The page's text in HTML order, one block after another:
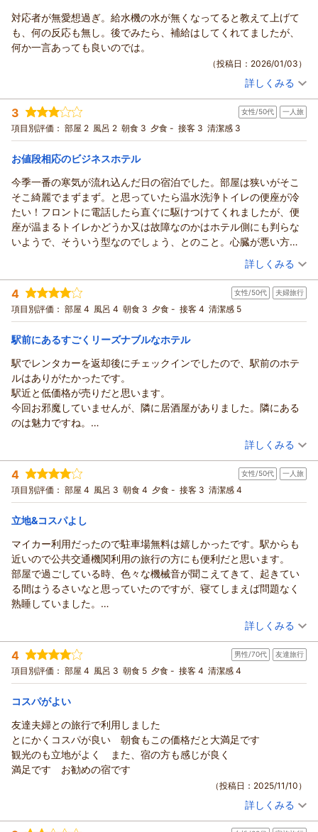
この度は駅前ビジネスホテルつわののご利用まことにありがと
うございました。
また季節を変えられていらっしゃって下さい。心よりお待ちし
ております。
対応者が無愛想過ぎ。給水機の水が無くなってると教えて上げて
も、何の反応も無し。後でみたら、補給はしてくれてましたが、
何か一言あっても良いのでは。
（投稿日：2026/01/03）
投稿者： ちゃこさん(男性/50代)
宿泊プラン： 【運★活】素泊まりプラン 食事なし
宿泊価格帯： 4,001～5,000円(大人一人あたり/税込)
駅前ビジネスホテルつわのからの返信
この度は駅前ビジネスホテルつわののご利用誠にありがとうご
ざいます。
またいらっしゃってください。
（返信日：2026/01/09）
詳しくみる
3 女性/50代 一人旅
項目別評価： 部屋 2 風呂 2 朝食 3 夕食 - 接客 3 清潔感 3
お値段相応のビジネスホテル
今季一番の寒気が流れ込んだ日の宿泊でした。部屋は狭いがそこ
そこ綺麗でまずまず。と思っていたら温水洗浄トイレの便座が冷
たい！フロントに電話したら直ぐに駆けつけてくれましたが、便
座が温まるトイレかどうか又は故障なのかはホテル側にも判らな
いようで、そういう型なのでしょう、とのこと。心臓が悪い方、
ご高齢の方、晩秋から冬にご宿泊の方は是非心して。100均で売
良かった点は朝食のコーヒーは美味しく牛乳もおかわり出来て有
難かったです。そして駅近で立地便利。この2点に尽きます。
（投稿日：2025/12/14）
宿泊時期： 2025年11月宿泊 (一人旅)
投稿者： ネジ花さん
宿泊プラン： 津和野の観光に便利！朝食プラン セミダブル
宿泊価格帯： 5,001～6,000円(大人一人あたり/税込)
この度は駅前ビジネスホテルつわののご利用まことにありがと
うございました。
又お待ちしてます。色んなお話させていただくと幸いです。
（返信日：2025/12/18）
詳しくみる
4 女性/50代 夫婦旅行
項目別評価： 部屋 4 風呂 4 朝食 3 夕食 - 接客 4 清潔感 5
駅前にあるすごくリーズナブルなホテル
駅でレンタカーを返却後にチェックインでしたので、駅前のホテ
ルはありがたかったです。
駅近と低価格が売りだと思います。
今回お邪魔していませんが、隣に居酒屋がありました。隣にある
のは魅力ですね。
シャワーを浴びて眠る、軽めの朝食、これで充分でしたので満足
じゃらんクーポンも利用できたのでお得でした。
（投稿日：2025/11/23）
宿泊時期： 2025年11月宿泊 (夫婦旅行)
投稿者： くりんさん
宿泊プラン： 津和野の観光に便利！朝食プラン ツイン
宿泊価格帯： 4,001～5,000円(大人一人あたり/税込)
この度は駅前ビジネスホテルつわのをご利用いただきありがと
うございます。
またいらっしゃってくださいね 心よりお待ちしております。
（返信日：2025/11/28）
詳しくみる
4 女性/50代 一人旅
項目別評価： 部屋 4 風呂 3 朝食 4 夕食 - 接客 3 清潔感 4
立地&コスパよし
マイカー利用だったので駐車場無料は嬉しかったです。駅からも
近いので公共交通機関利用の旅行の方にも便利だと思います。
部屋で過ごしている時、色々な機械音が聞こえてきて、起きてい
る間はうるさいなと思っていたのですが、寝てしまえば問題なく
熟睡していました。
朝食も付けることができ、必要最低限の設備とアメニティでお安
く宿泊でき、コスパよくて、機会があればまた利用したいです。
町中が全体的に早めに店じまいして暗くなるのが早い印象です。
夕食を外食でと考えている方は事前によく調べておいたほうがい
いと思います。
なると言われ、待ちきれなかったので、スーパーで弁当とお惣菜
(半額セール)を買って済ませてしまいました。
（投稿日：2025/11/16）
宿泊時期： 2025年11月宿泊 (一人旅)
投稿者： まささん (女性/50代)
宿泊プラン： 津和野の観光に便利！朝食プラン セミダブル
宿泊価格帯： 5,001～6,000円(大人一人あたり/税込)
この度は駅前ビジネスホテルつわのをご利用いただきありがと
うございます。
またいらっしゃってくださいね 心よりお待ちしております。
詳しくみる
4 男性/70代 友達旅行
項目別評価： 部屋 4 風呂 3 朝食 5 夕食 - 接客 4 清潔感 4
コスパがよい
友達夫婦との旅行で利用しました
とにかくコスパが良い 朝食もこの価格だと大満足です
観光のも立地がよく また、宿の方も感じが良く
満足です お勧めの宿です
（投稿日：2025/11/10）
投稿者： ひろちゃんさん(男性/70代)
詳しくみる